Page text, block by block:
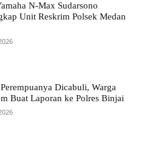
N-Max Sudarsono
Unit Reskrim Polsek Medan
Dicabuli, Warga
Buat Laporan ke Polres Binjai